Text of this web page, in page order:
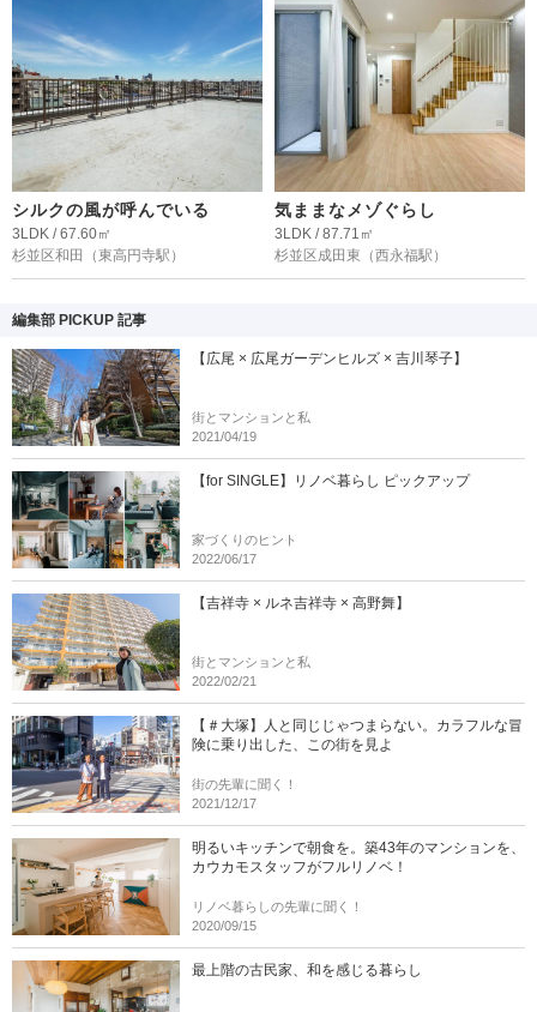
シルクの風が呼んでいる
3LDK / 67.60㎡
杉並区和田
（東高円寺駅）
気ままなメゾぐらし
3LDK / 87.71㎡
杉並区成田東 （西永福駅）
編集部 PICKUP 記事
【広尾 × 広尾ガーデンヒルズ × 吉川琴子】
街とマンションと私
2021/04/19
【for SINGLE】リノベ暮らし ピックアップ
家づくりのヒント
2022/06/17
【吉祥寺 × ルネ吉祥寺 × 高野舞】
街とマンションと私
2022/02/21
【＃大塚】人と同じじゃつまらない。カラフルな冒
険に乗り出した、この街を見よ
街の先輩に聞く！
2021/12/17
明るいキッチンで朝食を。築43年のマンションを、
カウカモスタッフがフルリノベ！
リノベ暮らしの先輩に聞く！
2020/09/15
最上階の古民家、和を感じる暮らし